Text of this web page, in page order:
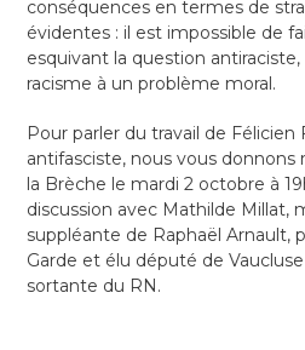
conséquences en termes de
évidentes : il est impossible de
esquivant la question
racisme à un problème moral.
Pour parler du travail de
antifasciste, nous vous donnons
la Brèche le mardi 2 octobre à
discussion avec Mathilde Millat,
suppléante de Raphaël Arnault,
Garde et élu député de
sortante du RN.